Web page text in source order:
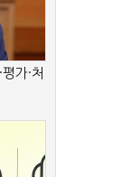
가·처